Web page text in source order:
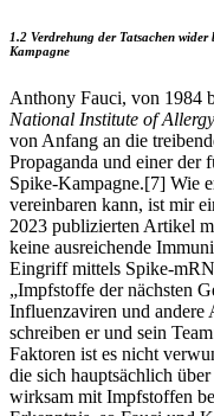
1.2 Verdrehung der Tatsachen
Kampagne
Anthony Fauci, von 1984
National Institute of
von Anfang an die
Propaganda und einer der
Spike-Kampagne.[7] Wie
vereinbaren kann, ist mir
2023 publizierten Artikel
keine ausreichende
Eingriff mittels Spike-
„Impfstoffe der nächsten
Influenzaviren und andere
schreiben er und sein
Faktoren ist es nicht
die sich hauptsächlich
wirksam mit Impfstoffen